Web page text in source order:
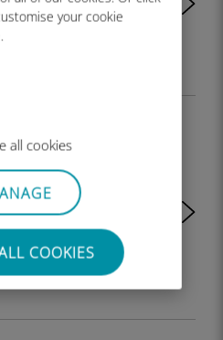
your cookie
all cookies
COOKIES
Profil ist auf
iPad
das Netz
aber ich habe
was